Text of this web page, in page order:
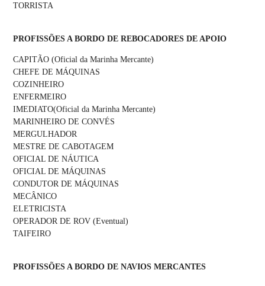
TORRISTA
PROFISSÕES A BORDO DE REBOCADORES DE APOIO
CAPITÃO (Oficial da Marinha Mercante)
CHEFE DE MÁQUINAS
COZINHEIRO
ENFERMEIRO
IMEDIATO(Oficial da Marinha Mercante)
MARINHEIRO DE CONVÉS
MERGULHADOR
MESTRE DE CABOTAGEM
OFICIAL DE NÁUTICA
OFICIAL DE MÁQUINAS
CONDUTOR DE MÁQUINAS
MECÂNICO
ELETRICISTA
OPERADOR DE ROV (Eventual)
TAIFEIRO
PROFISSÕES A BORDO DE NAVIOS MERCANTES